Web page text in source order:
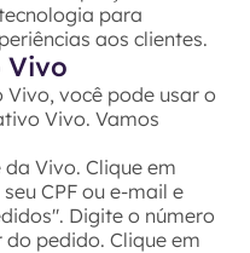
para
aos clientes.
Vivo
você pode usar o
Vivo. Vamos
Vivo. Clique em
CPF ou e-mail e
Digite o número
pedido. Clique em